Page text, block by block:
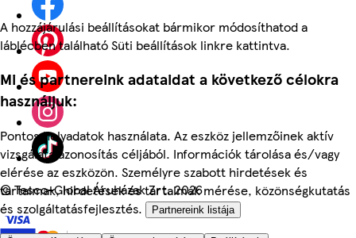
A hozzájárulási beállításokat bármikor módosíthatod a
láblécben található Süti beállítások linkre kattintva.
Mi és partnereink adataidat a következő célokra
használjuk:
Pontos helyadatok használata. Az eszköz jellemzőinek aktív
vizsgálata azonosítás céljából. Információk tárolása és/vagy
elérése az eszközön. Személyre szabott hirdetések és
tartalmak, hirdetések és tartalmak mérése, közönségkutatás
és szolgáltatásfejlesztés.
Partnereink listája
©Tesco-Global Áruházak Zrt. 2026